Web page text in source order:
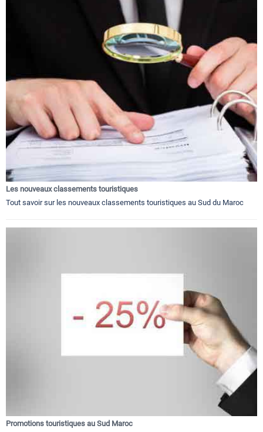
Les nouveaux classements touristiques
Tout savoir sur les nouveaux classements touristiques au Sud du Maroc
Promotions touristiques au Sud Maroc